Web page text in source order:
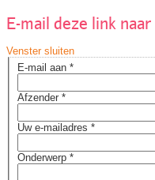
E-mail deze link
Venster sluiten
E-mail aan *
Afzender *
Uw e-mailadres *
Onderwerp *